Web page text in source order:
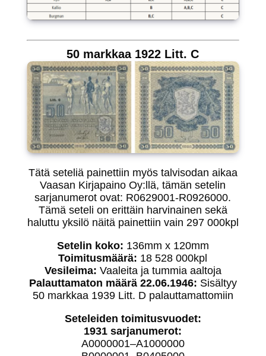
50 markkaa 1922 Litt. C
Tätä seteliä painettiin myös talvisodan aikaa
Vaasan Kirjapaino Oy:llä, tämän setelin
sarjanumerot ovat: R0629001-R0926000.
Tämä seteli on erittäin harvinainen sekä
haluttu yksilö näitä painettiin vain 297 000kpl
Setelin koko: 136mm x 120mm
Toimitusmäärä: 18 528 000kpl
Vesileima: Vaaleita ja tummia aaltoja
Palauttamaton määrä 22.06.1946: Sisältyy
50 markkaa 1939 Litt. D palauttamattomiin
Seteleiden toimitusvuodet:
1931 sarjanumerot:
A0000001–A1000000